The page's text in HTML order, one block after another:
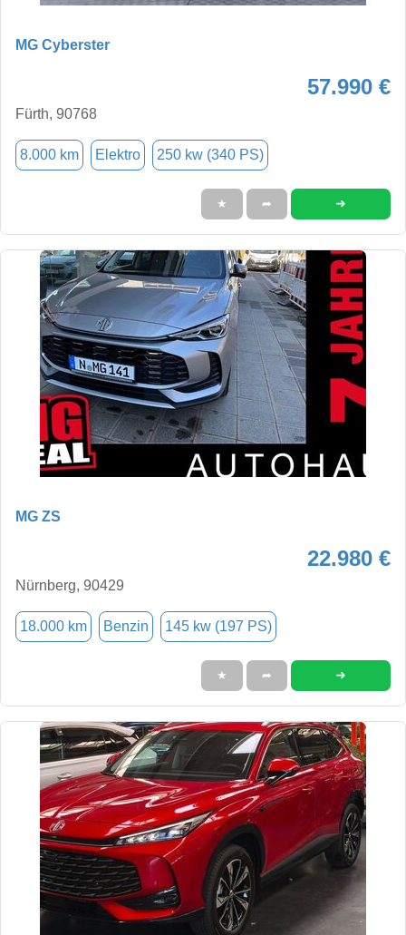
MG Cyberster
57.990 €
Fürth, 90768
8.000 km Elektro 250 kw (340 PS)
★ ➦ ➜
MG ZS
22.980 €
Nürnberg, 90429
18.000 km Benzin 145 kw (197 PS)
★ ➦ ➜